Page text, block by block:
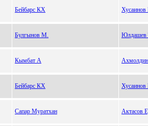
Бейбарс КХ Хусаинов
Булгынов М. Юлдашев
Кымбат А
Бейбарс КХ Хусаинов
Сапар Муратхан Актасов